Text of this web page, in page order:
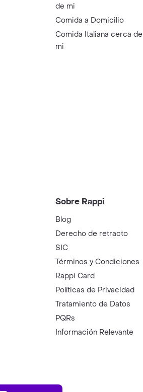
de mi
Comida a Domicilio
Comida Italiana cerca de
mi
Sobre Rappi
Blog
Derecho de retracto
SIC
Términos y Condiciones
Rappi Card
Políticas de Privacidad
Tratamiento de Datos
PQRs
Información Relevante
AppGallery